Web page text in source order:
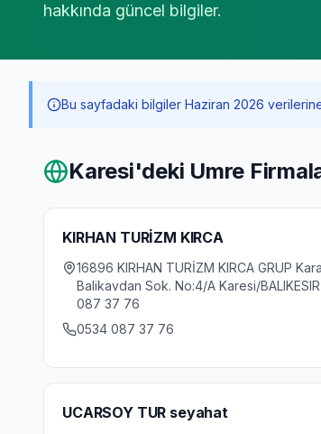
hakkında güncel bilgiler.
Bu sayfadaki bilgiler Haziran 2026
Karesi'deki Umre
KIRHAN TURİZM KIRCA
16896 KIRHAN TURİZM KIRCA GRUP
Balikavdan Sok. No:4/A Karesi/
087 37 76
0534 087 37 76
UCARSOY TUR seyahat